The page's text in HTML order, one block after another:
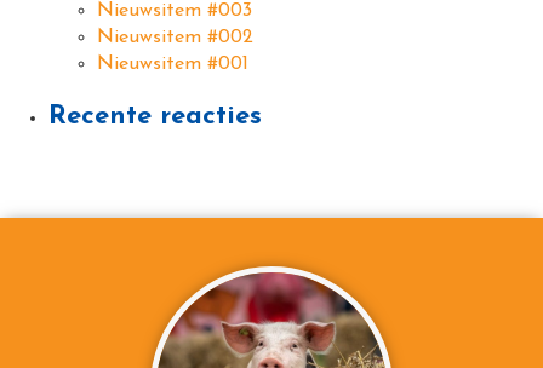
Nieuwsitem #003
Nieuwsitem #002
Nieuwsitem #001
Recente reacties